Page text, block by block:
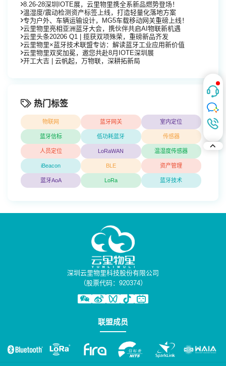
8.26-28深圳IOTE展，云里物里携全系新品燃势登场！
温湿度/震动检测资产标签上线，打造轻量化落地方案
专为户外、车辆运输设计，MG5车载移动网关重磅上线！
云里物里亮相亚洲蓝牙大会，携伙伴共启AI物联新机遇
云里头条20206 Q1 | 揽获双项殊荣，重磅新品齐发
云里物里×蓝牙技术联盟专访：解读蓝牙工业应用新价值
云里物里双奖加冕，邀您共赴8月IOTE深圳展
开工大吉 | 云帆起，万物联，深耕拓新局
热门标签
物联网 蓝牙网关 室内定位
蓝牙信标 低功耗蓝牙 传感器
人员定位 LoRaWAN 温湿度传感器
iBeacon BLE 资产管理
蓝牙AoA LoRa 蓝牙技术
深圳云里物里科技股份有限公司
（股票代码：920374）
联盟成员